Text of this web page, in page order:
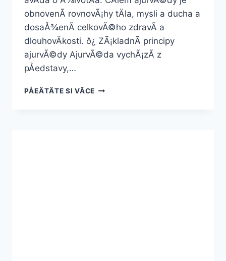
obnovenÃ­ rovnovÃ¡hy tÄla, mysli a ducha a
dosaÅ¾enÃ­ celkovÃ©ho zdravÃ­ a
dlouhovÄkosti. ð¿ ZÃ¡kladnÃ­ principy
ajurvÃ©dy AjurvÃ©da vychÃ¡zÃ­ z
pÅedstavy,…
PÅEÄTÄTE SI VÃ­CEAJURVÃ©DA: